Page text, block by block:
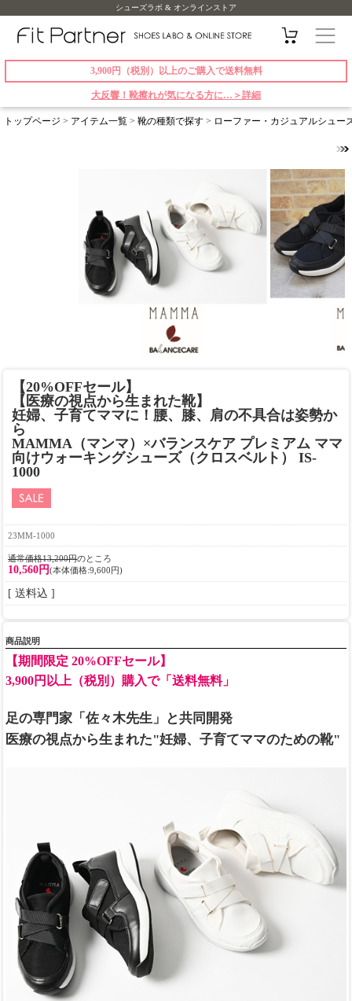
シューズラボ & オンラインストア
3,900円（税別）以上のご購入で送料無料
大反響！靴擦れが気になる方に…＞詳細
トップページ > アイテム一覧 > 靴の種類で探す > ローファー・カジュアルシュー
【20%OFFセール】
【医療の視点から生まれた靴】
妊婦、子育てママに！腰、膝、肩の不具合は姿勢か
ら
MAMMA（マンマ）×バランスケア プレミアム ママ
向けウォーキングシューズ（クロスベルト） IS-
1000
23MM-1000
通常価格13,200円のところ
10,560円(本体価格:9,600円)
[ 送料込 ]
商品説明
【期間限定 20%OFFセール】
3,900円以上（税別）購入で「送料無料」
足の専門家「佐々木先生」と共同開発
医療の視点から生まれた"妊婦、子育てママのための靴"